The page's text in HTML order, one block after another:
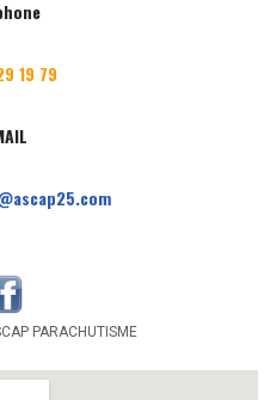
19 79
PARACHUTISME